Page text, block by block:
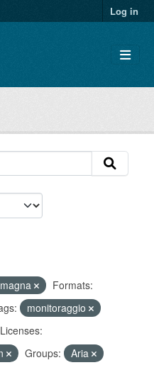
Log in
Formats:
monitoraggio
Licenses:
Groups:
Aria